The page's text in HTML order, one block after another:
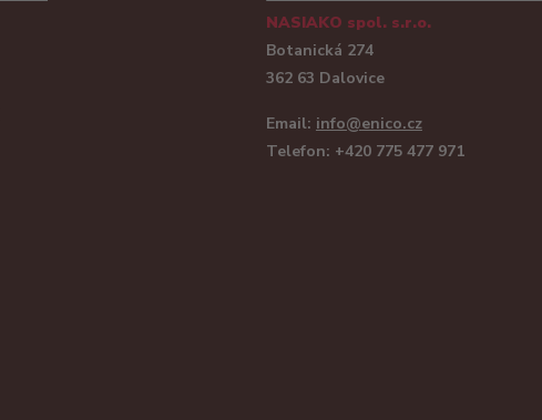
NASIAKO spol. s.r.o.
Botanická 274
362 63 Dalovice
Email: info@enico.cz
Telefon: +420 775 477 971